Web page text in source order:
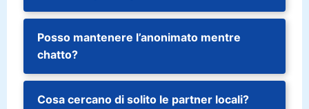
Posso mantenere l’anonimato mentre
chatto?
Cosa cercano di solito le partner locali?